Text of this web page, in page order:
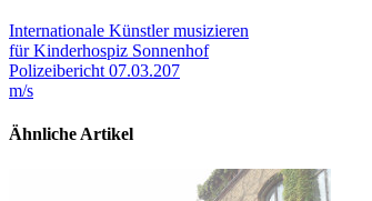
Internationale Künstler musizieren
für Kinderhospiz Sonnenhof
Polizeibericht 07.03.207
m/s
Ähnliche Artikel